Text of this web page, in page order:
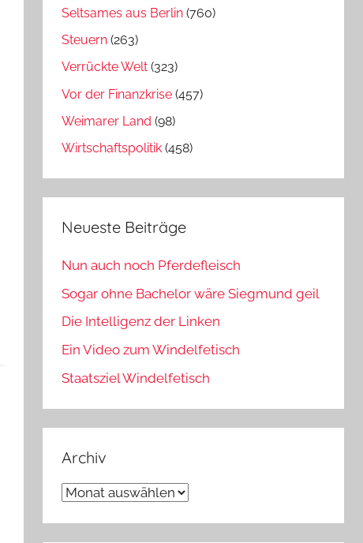
Seltsames aus Berlin (760)
Steuern (263)
Verrückte Welt (323)
Vor der Finanzkrise (457)
Weimarer Land (98)
Wirtschaftspolitik (458)
Neueste Beiträge
Nun auch noch Pferdefleisch
Sogar ohne Bachelor wäre Siegmund geil
Die Intelligenz der Linken
Ein Video zum Windelfetisch
Staatsziel Windelfetisch
Archiv
Archiv